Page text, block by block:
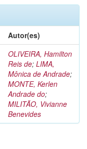
Autor(es)
OLIVEIRA, Hamilton
Reis de; LIMA,
Mônica de Andrade;
MONTE, Kerlen
Andrade do;
MILITÃO, Vivianne
Benevides